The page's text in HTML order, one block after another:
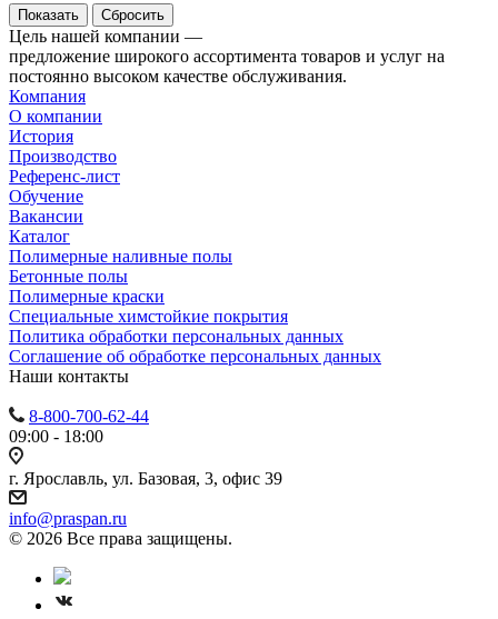
Сбросить
Цель нашей компании —
предложение широкого ассортимента товаров и услуг на
постоянно высоком качестве обслуживания.
Компания
О компании
История
Производство
Референс-лист
Обучение
Вакансии
Каталог
Полимерные наливные полы
Бетонные полы
Полимерные краски
Специальные химстойкие покрытия
Политика обработки персональных данных
Cоглашение об обработке персональных данных
Наши контакты
8-800-700-62-44
09:00 - 18:00
г. Ярославль, ул. Базовая, 3, офис 39
info@praspan.ru
© 2026 Все права защищены.